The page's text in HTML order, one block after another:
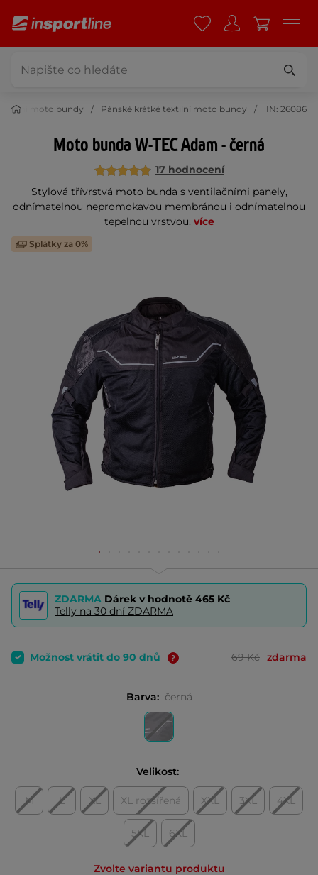
moto bundy Pánské krátké textilní moto bundy IN: 26086
Moto bunda W-TEC Adam - černá
17 hodnocení
Stylová třívrstvá moto bunda s ventilačními panely,
odnímatelnou nepromokavou membránou i odnímatelnou
tepelnou vrstvou. více
Splátky za 0%
ZDARMA Dárek v hodnotě 465 Kč
Telly na 30 dní ZDARMA
Možnost vrátit do 90 dnů 69 Kč zdarma
Barva: černá
Velikost:
M L XL XL rozšířená XXL 3XL 4XL
5XL 6XL
Zvolte variantu produktu